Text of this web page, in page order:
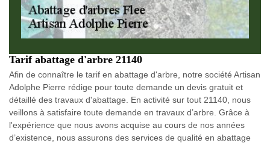
Tarif abattage d'arbre 21140
Afin de connaître le tarif en abattage d'arbre, notre société Artisan
Adolphe Pierre rédige pour toute demande un devis gratuit et
détaillé des travaux d'abattage. En activité sur tout 21140, nous
veillons à satisfaire toute demande en travaux d’arbre. Grâce à
l'expérience que nous avons acquise au cours de nos années
d’existence, nous assurons des services de qualité en abattage